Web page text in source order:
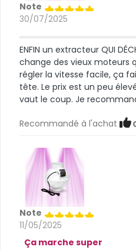
Note
30/07/2025
ENFIN un extracteur QUI
change des vieux moteurs
régler la vitesse facile, ça
tête. Le prix est un peu
vaut le coup. Je
Recommandé à l'achat
Note
11/05/2025
Ça marche super